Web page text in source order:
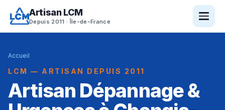
Artisan LCM
Depuis 2011 · Île-de-France
Accueil
LCM — ARTISAN DEPUIS 2011
Artisan Dépannage &